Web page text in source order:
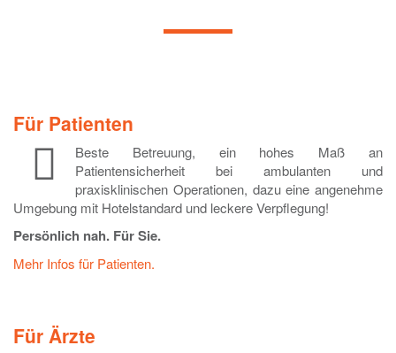
Für Patienten
Beste Betreuung, ein hohes Maß an
Patientensicherheit bei ambulanten und
praxisklinischen Operationen, dazu eine angenehme
Umgebung mit Hotelstandard und leckere Verpflegung!
Persönlich nah. Für Sie.
Mehr Infos für Patienten.
Für Ärzte